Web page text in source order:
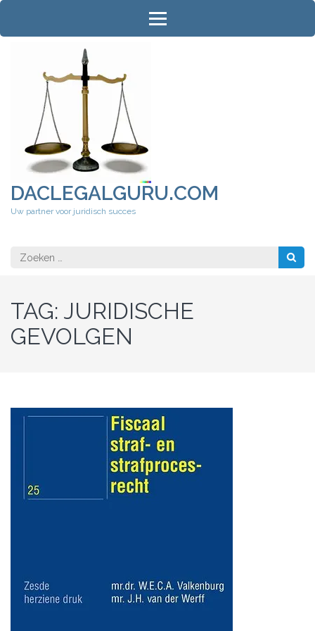
Ga
inhoud
DACLEGALGURU.COM
Uw partner voor juridisch succes
Zoeken
naar:
TAG: JURIDISCHE
GEVOLGEN